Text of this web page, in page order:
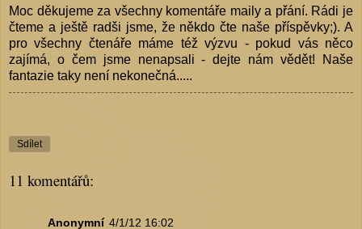
Moc děkujeme za všechny komentáře maily a přání. Rádi je
čteme a ještě radši jsme, že někdo čte naše příspěvky;). A
pro všechny čtenáře máme též výzvu - pokud vás něco
zajímá, o čem jsme nenapsali - dejte nám vědět! Naše
fantazie taky není nekonečná.....
Sdílet
11 komentářů:
Anonymní 4/1/12 16:02